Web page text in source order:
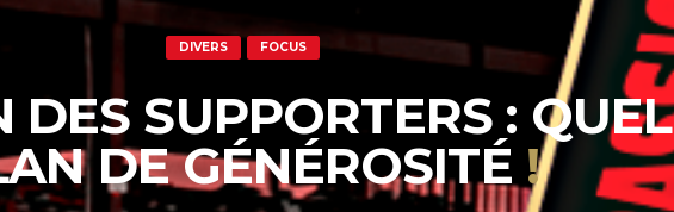
DIVERS FOCUS
DES SUPPORTERS : QUEL
DE GÉNÉROSITÉ !